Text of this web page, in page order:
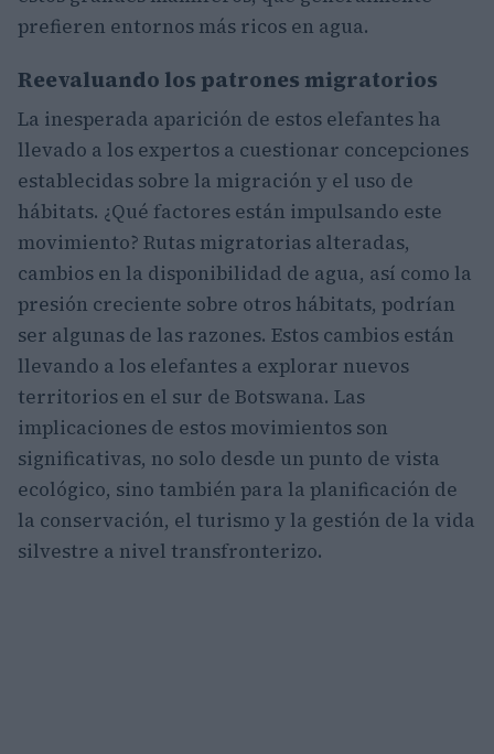
prefieren entornos más ricos en agua.
Reevaluando los patrones migratorios
La inesperada aparición de estos elefantes ha
llevado a los expertos a cuestionar concepciones
establecidas sobre la migración y el uso de
hábitats. ¿Qué factores están impulsando este
movimiento? Rutas migratorias alteradas,
cambios en la disponibilidad de agua, así como la
presión creciente sobre otros hábitats, podrían
ser algunas de las razones. Estos cambios están
llevando a los elefantes a explorar nuevos
territorios en el sur de Botswana. Las
implicaciones de estos movimientos son
significativas, no solo desde un punto de vista
ecológico, sino también para la planificación de
la conservación, el turismo y la gestión de la vida
silvestre a nivel transfronterizo.